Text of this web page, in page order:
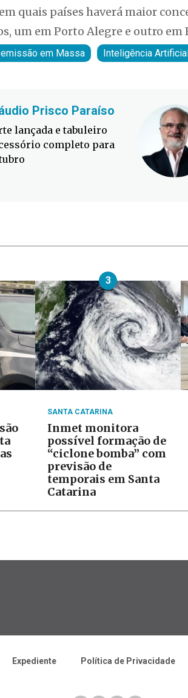
quais países haverá maior
um em Porto Alegre e outro em
em Massa Inteligência
Prisco Paraíso
lançada e tabuleiro
completo para
3
SANTA CATARINA
Inmet monitora
possível formação de
“ciclone bomba” com
previsão de
temporais em Santa
Catarina
Expediente Política de Privacidade